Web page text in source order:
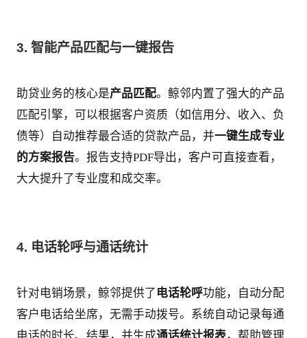
3. 智能产品匹配与一键报告
助贷业务的核心是产品匹配。鲸邻内置了强大的产品
匹配引擎，可以根据客户资质（如信用分、收入、负
债等）自动推荐最合适的贷款产品，并一键生成专业
的方案报告。报告支持PDF导出，客户可直接查看，
大大提升了专业度和成交率。
4. 电话轮呼与通话统计
针对电销场景，鲸邻提供了 电话轮呼功能，自动分配
客户电话给坐席，无需手动拨号。系统自动记录每通
电话的时长、结果，并生成通话统计报表，帮助管理